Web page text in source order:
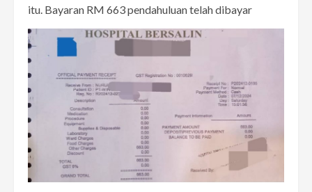
itu. Bayaran RM 663 pendahuluan telah dibayar